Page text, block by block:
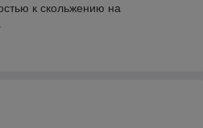
к скольжению на